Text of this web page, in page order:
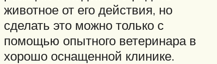
животное от его действия, но
сделать это можно только с
помощью опытного ветеринара в
хорошо оснащенной клинике.